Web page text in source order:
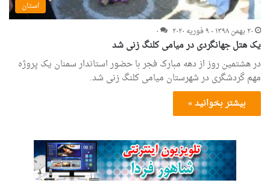
استان
۲۰ بهمن ۱۳۹۸ - ۹ فوریه ۲۰۲۰
۰
یک هتل جهانگردی در میامی کلنگ زنی شد
در هشتمین روز از دهه مبارک فجر با حضور استاندار سمنان یک پروژه
مهم گردشگری در شهرستان میامی کلنگ زنی شد.
بیشتر بخوانید »